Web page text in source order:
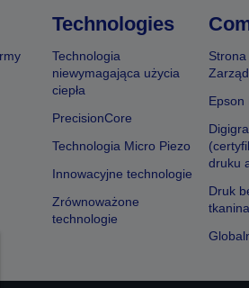
Technologies
Technologia
niewymagająca użycia
ciepła
PrecisionCore
Technologia Micro Piezo
Innowacyjne technologie
Zrównoważone
technologie
Epson
druku
Druk